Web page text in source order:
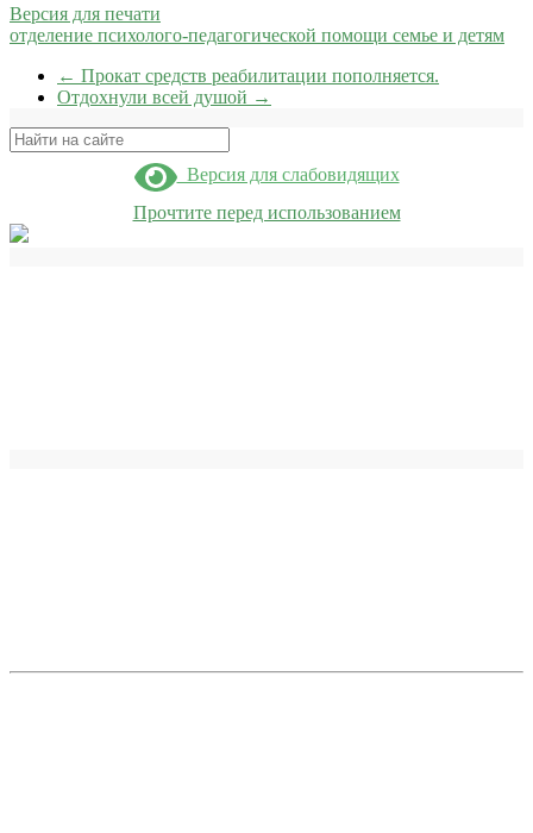
Версия для печати
отделение психолого-педагогической помощи семье и детям
← Прокат средств реабилитации пополняется.
Отдохнули всей душой →
Поиск
Версия для слабовидящих
Прочтите перед использованием